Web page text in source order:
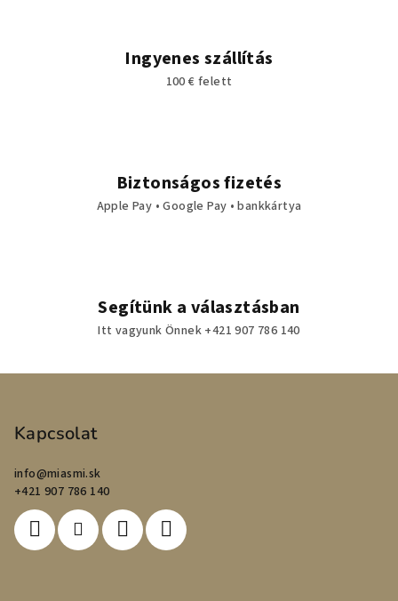
Ingyenes szállítás
100 € felett
Biztonságos fizetés
Apple Pay • Google Pay • bankkártya
Segítünk a választásban
Itt vagyunk Önnek +421 907 786 140
Kapcsolat
info@miasmi.sk
+421 907 786 140